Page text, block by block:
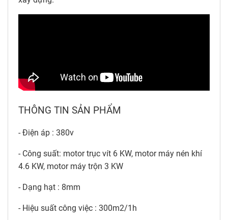
THÔNG TIN SẢN PHẨM
- Điện áp : 380v
- Công suất: motor trục vít 6 KW, motor máy nén khí
4.6 KW, motor máy trộn 3 KW
- Dạng hạt : 8mm
- Hiệu suất công việc : 300m2/1h